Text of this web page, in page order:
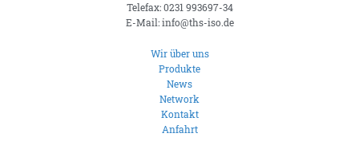
Telefax: 0231 993697-34
E-Mail: info@ths-iso.de
Wir über uns
Produkte
News
Network
Kontakt
Anfahrt